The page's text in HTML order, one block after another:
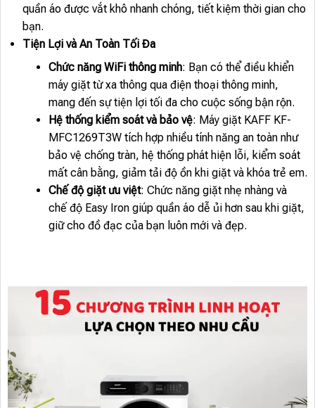
quần áo được vắt khô nhanh chóng, tiết kiệm thời gian cho
bạn.
Tiện Lợi và An Toàn Tối Đa
Chức năng WiFi thông minh: Bạn có thể điều khiển
máy giặt từ xa thông qua điện thoại thông minh,
mang đến sự tiện lợi tối đa cho cuộc sống bận rộn.
Hệ thống kiểm soát và bảo vệ: Máy giặt KAFF KF-
MFC1269T3W tích hợp nhiều tính năng an toàn như
bảo vệ chống tràn, hệ thống phát hiện lỗi, kiểm soát
mất cân bằng, giảm tải độ ồn khi giặt và khóa trẻ em.
Chế độ giặt ưu việt: Chức năng giặt nhẹ nhàng và
chế độ Easy Iron giúp quần áo dễ ủi hơn sau khi giặt,
giữ cho đồ đạc của bạn luôn mới và đẹp.